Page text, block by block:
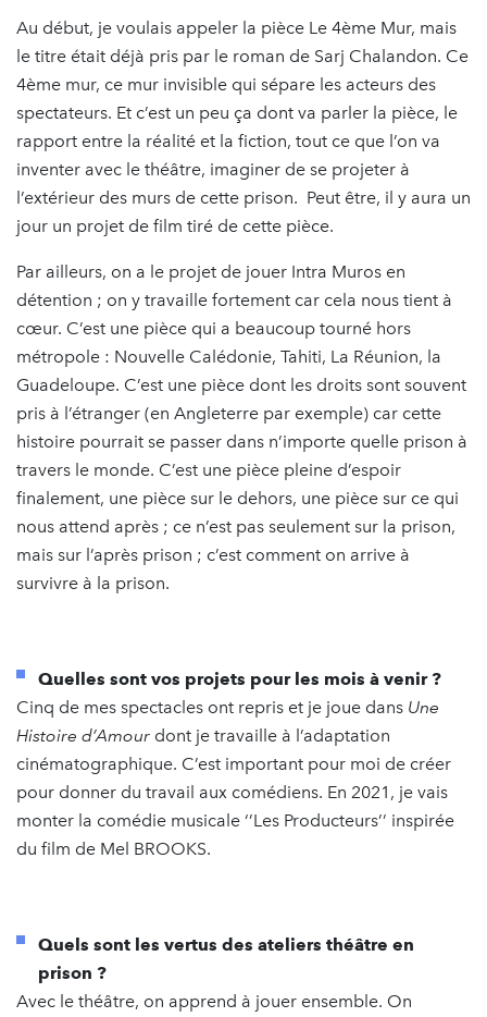
Au début, je voulais appeler la pièce Le 4ème Mur, mais
le titre était déjà pris par le roman de Sarj Chalandon. Ce
4ème mur, ce mur invisible qui sépare les acteurs des
spectateurs. Et c’est un peu ça dont va parler la pièce, le
rapport entre la réalité et la fiction, tout ce que l’on va
inventer avec le théâtre, imaginer de se projeter à
l’extérieur des murs de cette prison. Peut être, il y aura un
jour un projet de film tiré de cette pièce.
Par ailleurs, on a le projet de jouer Intra Muros en
détention ; on y travaille fortement car cela nous tient à
cœur. C’est une pièce qui a beaucoup tourné hors
métropole : Nouvelle Calédonie, Tahiti, La Réunion, la
Guadeloupe. C’est une pièce dont les droits sont souvent
pris à l’étranger (en Angleterre par exemple) car cette
histoire pourrait se passer dans n’importe quelle prison à
travers le monde. C’est une pièce pleine d’espoir
finalement, une pièce sur le dehors, une pièce sur ce qui
nous attend après ; ce n’est pas seulement sur la prison,
mais sur l’après prison ; c’est comment on arrive à
survivre à la prison.
Quelles sont vos projets pour les mois à venir ?
Cinq de mes spectacles ont repris et je joue dans Une
Histoire d’Amour dont je travaille à l’adaptation
cinématographique. C’est important pour moi de créer
pour donner du travail aux comédiens. En 2021, je vais
monter la comédie musicale ‘’Les Producteurs’’ inspirée
du film de Mel BROOKS.
Quels sont les vertus des ateliers théâtre en
prison ?
Avec le théâtre, on apprend à jouer ensemble. On